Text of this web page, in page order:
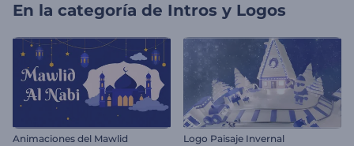
En la categoría de Intros y Logos
Animaciones del Mawlid Logo Paisaje Invernal